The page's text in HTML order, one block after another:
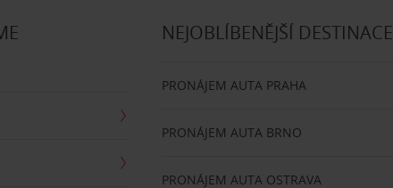
NEJOBLÍBENĚJŠÍ DESTINACE
PRONÁJEM AUTA PRAHA
PRONÁJEM AUTA BRNO
PRONÁJEM AUTA OSTRAVA